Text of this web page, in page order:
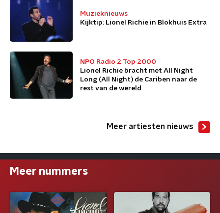
Muzieknieuws
Kijktip: Lionel Richie in Blokhuis Extra
NPO Radio 2 Top 2000
Lionel Richie bracht met All Night
Long (All Night) de Cariben naar de
rest van de wereld
Meer artiesten nieuws
Meer nummers